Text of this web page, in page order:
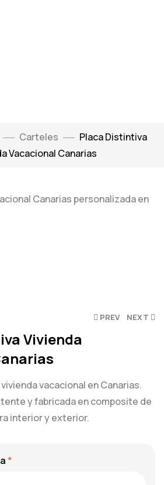
Carteles
Placa Distintiva
Vacacional Canarias
PREV NEXT
Vivienda
vacacional en Canarias.
y fabricada en composite de
interior y exterior.
*